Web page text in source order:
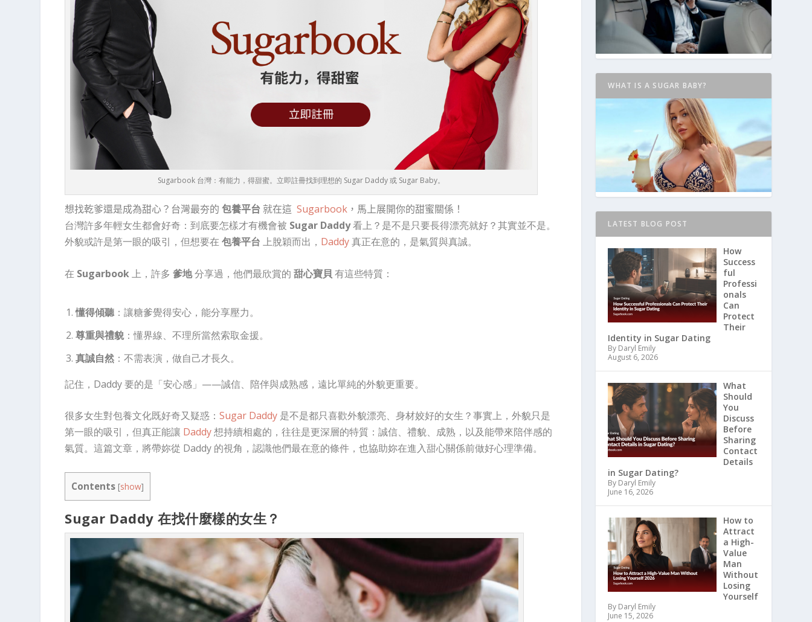
Sugarbook 台灣：有能力，得甜蜜。立即註冊找到理想的 Sugar Daddy 或 Sugar Baby。
想找乾爹還是成為甜心？台灣最夯的包養平台 就在這Sugarbook ，馬上展開你的甜蜜關係！
台灣許多年輕女生都會好奇：到底要怎樣才有機會被 Sugar Daddy看上？是不是只要長得漂亮就好？其實並不是。
外貌或許是第一眼的吸引，但想要在包養平台 上脫穎而出， Daddy真正在意的，是氣質與真誠。
在 Sugarbook上，許多爹地分享過，他們最欣賞的甜心寶貝 有這些特質：
懂得傾聽 ：讓糖爹覺得安心，能分享壓力。
尊重與禮貌：懂界線、不理所當然索取金援。
真誠自然 ：不需表演，做自己才長久。
記住，Daddy 要的是「安心感」——誠信、陪伴與成熟感，遠比單純的外貌更重要。
很多女生對包養文化既好奇又疑惑：Sugar Daddy 是不是都只喜歡外貌漂亮、身材姣好的女生？事實上，外貌只是
第一眼的吸引，但真正能讓 Daddy想持續相處的，往往是更深層的特質：誠信、禮貌、成熟，以及能帶來陪伴感的
氣質。這篇文章，將帶妳從 Daddy 的視角，認識他們最在意的條件，也協助妳在進入甜心關係前做好心理準備。
Contents [show]
Sugar Daddy 在找什麼樣的女生？
WHAT IS A SUGAR BABY?
LATEST BLOG POST
How
Success
ful
Professi
onals
Can
Protect
Their
Identity in Sugar Dating
By Daryl Emily
August 6, 2026
What
Should
You
Discuss
Before
Sharing
Contact
Details
in Sugar Dating?
By Daryl Emily
June 16, 2026
How to
Attract
a High-
Value
Man
Without
Losing
Yourself
By Daryl Emily
June 15, 2026